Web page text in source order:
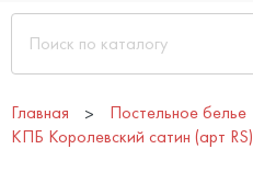
Главная Постельное белье
КПБ Королевский сатин (арт RS)